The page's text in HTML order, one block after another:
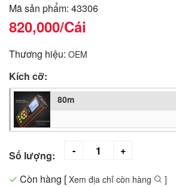
Mã sản phẩm: 43306
820,000/Cái
Thương hiệu: OEM
Kích cỡ:
80m
Số lượng:
Còn hàng [ Xem địa chỉ còn hàng ]